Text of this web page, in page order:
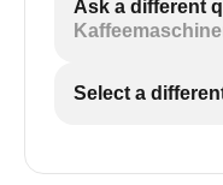
Ask a different
Select a